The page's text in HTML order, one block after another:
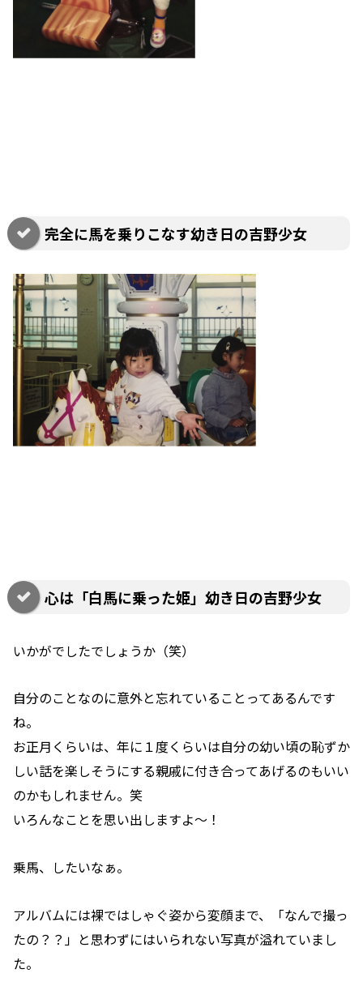
完全に馬を乗りこなす幼き日の吉野少女
心は「白馬に乗った姫」幼き日の吉野少女
いかがでしたでしょうか（笑）
自分のことなのに意外と忘れていることってあるんです
ね。
お正月くらいは、年に１度くらいは自分の幼い頃の恥ずか
しい話を楽しそうにする親戚に付き合ってあげるのもいい
のかもしれません。笑
いろんなことを思い出しますよ～！
乗馬、したいなぁ。
アルバムには裸ではしゃぐ姿から変顔まで、「なんで撮っ
たの？？」と思わずにはいられない写真が溢れていまし
た。